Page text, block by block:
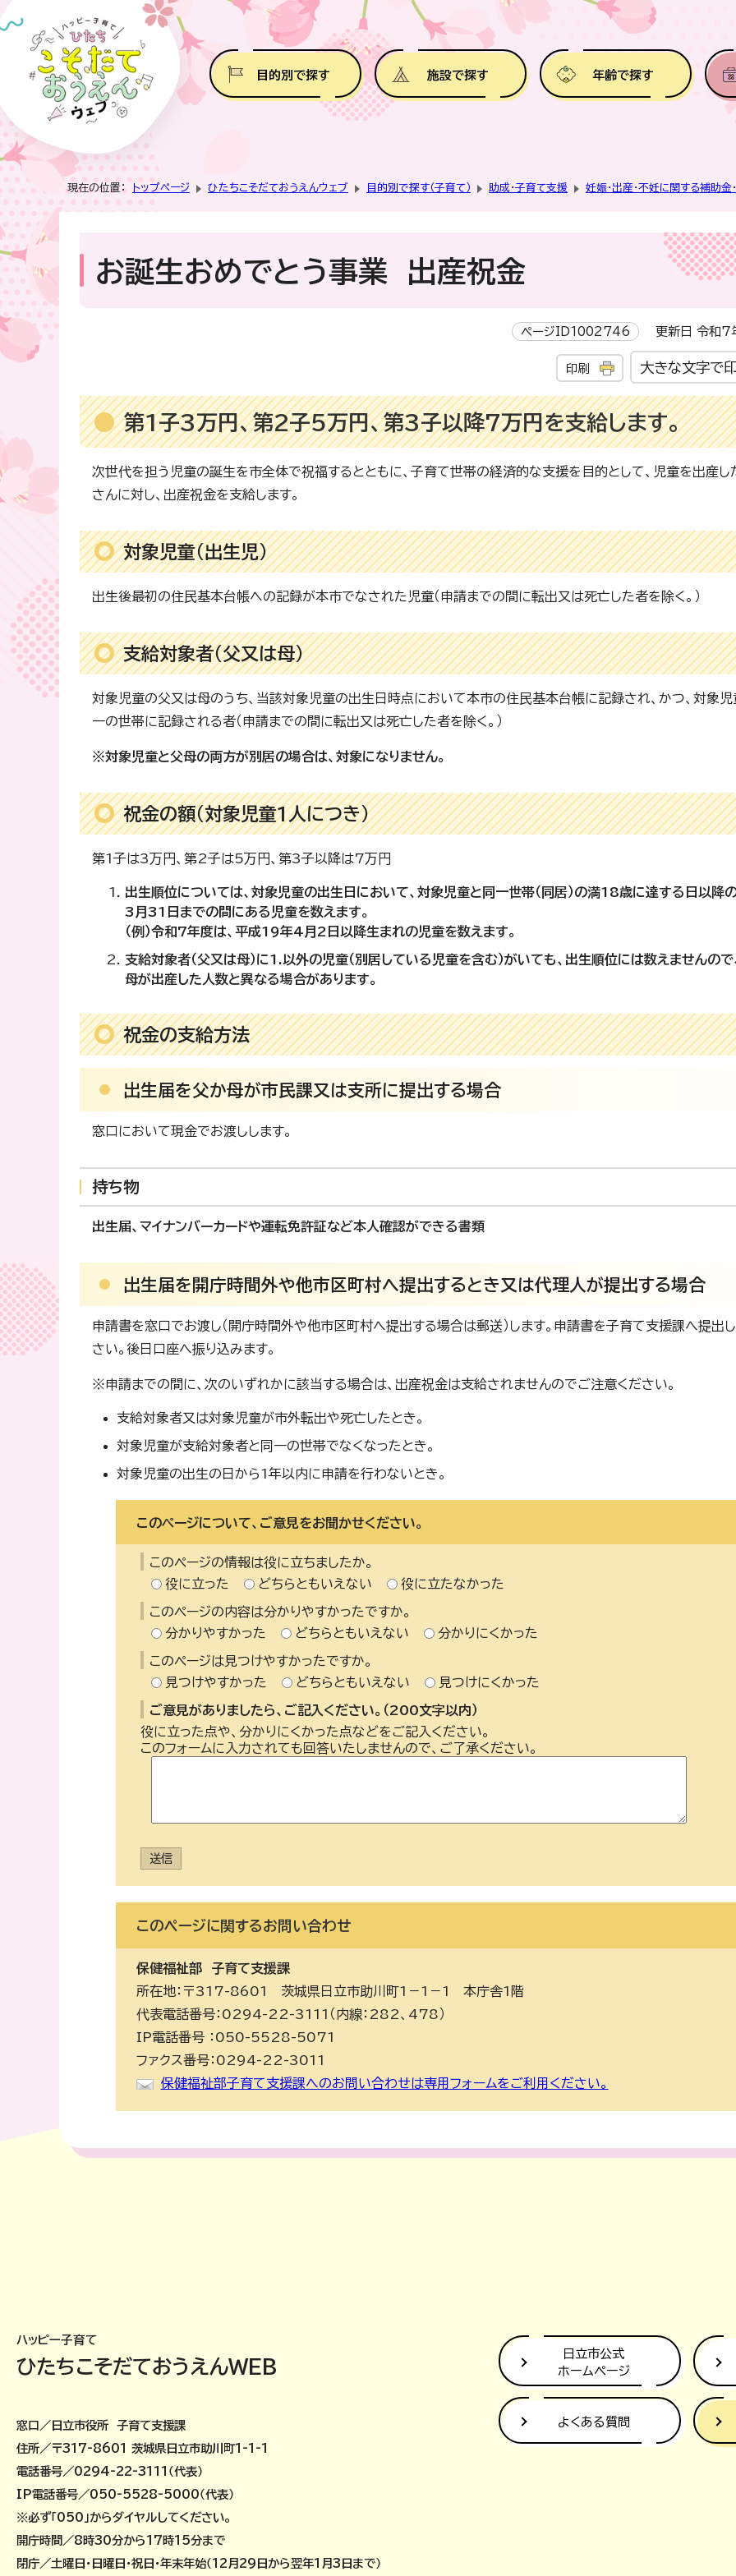
目的別で探す 施設で探す 年齢で探す
現在の位置： トップページ ひたちこそだておうえんウェブ 目的別で探す（子育て） 助成・子育て支援 妊娠・出産・不妊に関する補助金
お誕生おめでとう事業 出産祝金
ページID1002746 更新日 令和7
印刷 大きな文字で
第1子3万円、第2子5万円、第3子以降7万円を支給します。
次世代を担う児童の誕生を市全体で祝福するとともに、子育て世帯の経済的な支援を目的として、児童を出産し
さんに対し、出産祝金を支給します。
対象児童（出生児）
出生後最初の住民基本台帳への記録が本市でなされた児童（申請までの間に転出又は死亡した者を除く。）
支給対象者（父又は母）
対象児童の父又は母のうち、当該対象児童の出生日時点において本市の住民基本台帳に記録され、かつ、対象児
一の世帯に記録される者（申請までの間に転出又は死亡した者を除く。）
※対象児童と父母の両方が別居の場合は、対象になりません。
祝金の額（対象児童1人につき）
第1子は3万円、第2子は5万円、第3子以降は7万円
出生順位については、対象児童の出生日において、対象児童と同一世帯（同居）の満18歳に達する日以降
3月31日までの間にある児童を数えます。
（例）令和7年度は、平成19年4月2日以降生まれの児童を数えます。
支給対象者（父又は母）に1.以外の児童（別居している児童を含む）がいても、出生順位には数えませんので
母が出産した人数と異なる場合があります。
祝金の支給方法
出生届を父か母が市民課又は支所に提出する場合
窓口において現金でお渡しします。
持ち物
出生届、マイナンバーカードや運転免許証など本人確認ができる書類
出生届を開庁時間外や他市区町村へ提出するとき又は代理人が提出する場合
申請書を窓口でお渡し（開庁時間外や他市区町村へ提出する場合は郵送）します。申請書を子育て支援課へ提出
さい。後日口座へ振り込みます。
※申請までの間に、次のいずれかに該当する場合は、出産祝金は支給されませんのでご注意ください。
支給対象者又は対象児童が市外転出や死亡したとき。
対象児童が支給対象者と同一の世帯でなくなったとき。
対象児童の出生の日から1年以内に申請を行わないとき。
このページについて、ご意見をお聞かせください。
このページの情報は役に立ちましたか。
役に立った
どちらともいえない 役に立たなかった
このページの内容は分かりやすかったですか。
分かりやすかった
どちらともいえない 分かりにくかった
このページは見つけやすかったですか。
見つけやすかった
どちらともいえない 見つけにくかった
ご意見がありましたら、ご記入ください。（200文字以内）
役に立った点や、分かりにくかった点などをご記入ください。
このフォームに入力されても回答いたしませんので、ご了承ください。
送信
このページに関するお問い合わせ
保健福祉部 子育て支援課
所在地：〒317-8601 茨城県日立市助川町1－1－1 本庁舎1階
代表電話番号：0294-22-3111（内線：282、478）
IP電話番号 ：050-5528-5071
ファクス番号：0294-22-3011
保健福祉部子育て支援課へのお問い合わせは専用フォームをご利用ください。
ハッピー子育て
ひたちこそだておうえんWEB
窓口／日立市役所 子育て支援課
住所／〒317-8601 茨城県日立市助川町1-1-1
電話番号／0294-22-3111（代表）
IP電話番号／050-5528-5000（代表）
※必ず「050」からダイヤルしてください。
開庁時間／8時30分から17時15分まで
閉庁／土曜日・日曜日・祝日・年末年始（12月29日から翌年1月3日まで）
日立市公式
ホームページ
よくある質問